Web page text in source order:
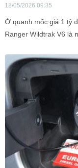
18/05/2026 09:35
Ở quanh mốc giá 1 tỷ
Ranger Wildtrak V6 là